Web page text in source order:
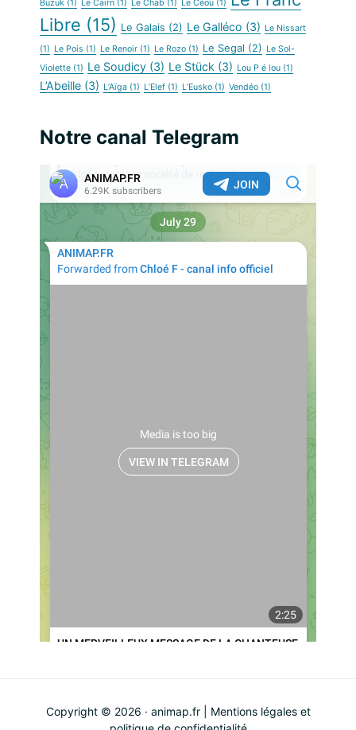
Buzuk (1) Le Cairn (1) Le Chab (1) Le Céou (1)
Libre (15) Le Galais (2) Le Galléco (3) Le Nissart
(1) Le Pois (1) Le Renoir (1) Le Rozo (1) Le Segal (2) Le Sol-
Violette (1) Le Soudicy (3) Le Stück (3) Lou P é lou (1)
L’Abeille (3) L’Aïga (1) L’Elef (1) L’Eusko (1) Vendéo (1)
Notre canal Telegram
Copyright © 2026 · animap.fr | Mentions légales et